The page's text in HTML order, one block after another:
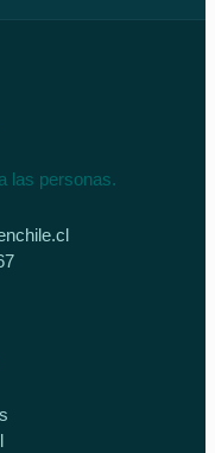
las personas.